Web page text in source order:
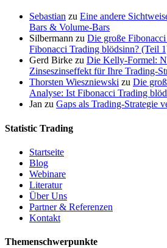
Sebastian zu Eine andere
Bars & Volume-Bars
Silbermann zu Die große
Fibonacci Trading blödsinn? (Teil
Gerd Birke zu Die Kelly-Formel:
Zinseszinseffekt für Ihre Trading-
Thorsten Wieszniewski zu Die
Analyse: Ist Fibonacci Trading
Jan zu Gaps als Trading-Strategie
Statistic Trading
Startseite
Blog
Webinare
Literatur
Über Uns
Partner & Referenzen
Kontakt
Themenschwerpunkte